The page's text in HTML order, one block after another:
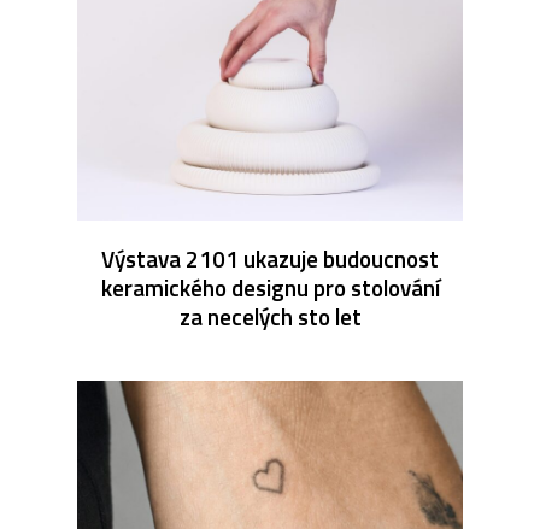
Výstava 2101 ukazuje budoucnost
keramického designu pro stolování
za necelých sto let